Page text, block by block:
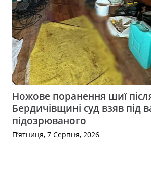
Ножове поранення шиї
Бердичівщині суд взяв під
підозрюваного
П’ятниця, 7 Серпня, 2026